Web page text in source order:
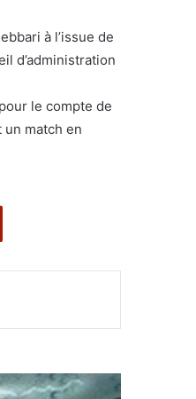
à l’issue de
d’administration
le compte de
un match en